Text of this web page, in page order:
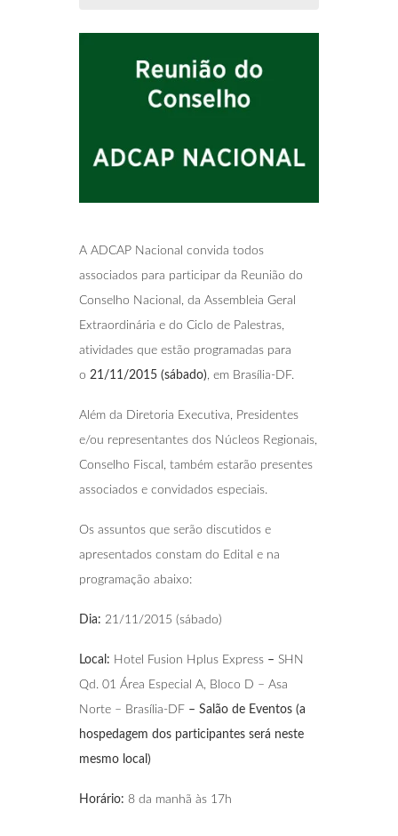
A ADCAP Nacional convida todos
associados para participar da Reunião do
Conselho Nacional, da Assembleia Geral
Extraordinária e do Ciclo de Palestras,
atividades que estão programadas para
o 21/11/2015 (sábado) , em Brasília-DF.
Além da Diretoria Executiva, Presidentes
e/ou representantes dos Núcleos Regionais,
Conselho Fiscal, também estarão presentes
associados e convidados especiais.
Os assuntos que serão discutidos e
apresentados constam do Edital e na
programação abaixo:
Dia: 21/11/2015 (sábado)
Local: Hotel Fusion Hplus Express – SHN
Qd. 01 Área Especial A, Bloco D – Asa
Norte – Brasília-DF – Salão de Eventos (a
hospedagem dos participantes será neste
mesmo local)
Horário: 8 da manhã às 17h